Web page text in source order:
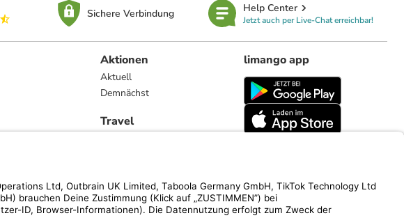
Sichere Verbindung Help Center
Jetzt auch per Live-Chat erreichbar!
Aktionen
Aktuell
Demnächst
Travel
limango app